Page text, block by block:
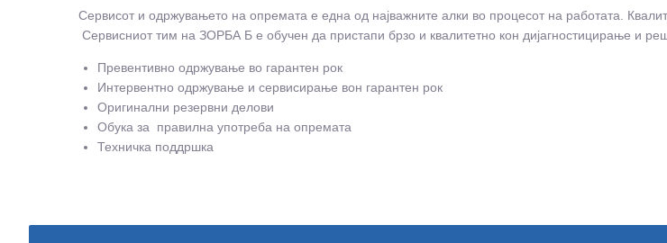
Сервисот и одржувањето на опремата е една од најважните алки во процесот на работата.
Сервисниот тим на ЗОРБА Б е обучен да пристапи брзо и квалитетно кон дијагностицирање и
Превентивно одржување во гарантен рок
Интервентно одржување и сервисирање вон гарантен рок
Оригинални резервни делови
Обука за правилна употреба на опремата
Техничка поддршка